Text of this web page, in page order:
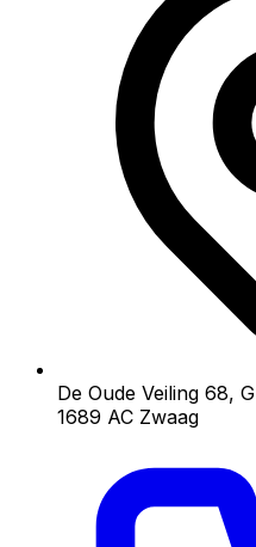
De Oude Veiling 68, G
1689 AC Zwaag